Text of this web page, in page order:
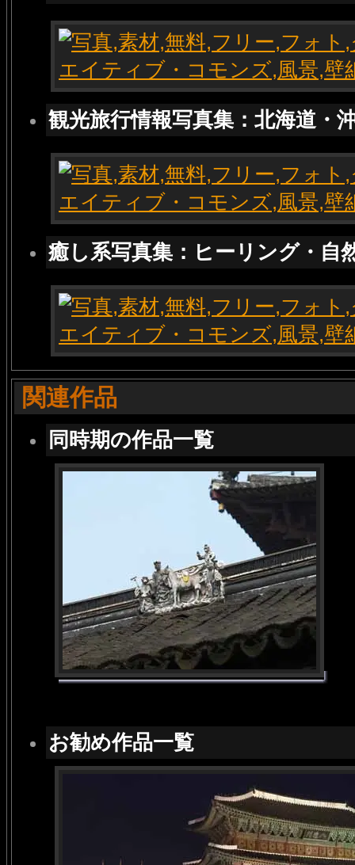
観光旅行情報写真集：北海道・
癒し系写真集：ヒーリング・自
関連作品
同時期の作品一覧
お勧め作品一覧